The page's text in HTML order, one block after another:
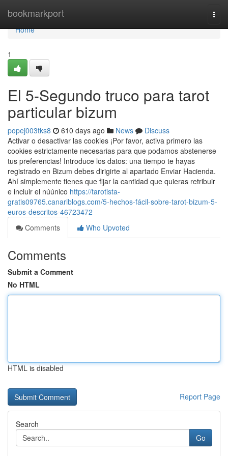
bookmarkport
Home
Home
1
El 5-Segundo truco para tarot
particular bizum
popej003tks8 610 days ago News
Discuss
Activar o desactivar las cookies ¡Por favor, activa primero las
cookies estrictamente necesarias para que podamos abstenerse
tus preferencias! Introduce los datos: una tiempo te hayas
registrado en Bizum debes dirigirte al apartado Enviar Hacienda.
Ahí simplemente tienes que fijar la cantidad que quieras retribuir
e incluir el núúnico https://tarotista-
gratis09765.canariblogs.com/5-hechos-fácil-sobre-tarot-bizum-5-
euros-descritos-46723472
Comments
Who Upvoted
Comments
Submit a Comment
No HTML
HTML is disabled
Report Page
Search
Go